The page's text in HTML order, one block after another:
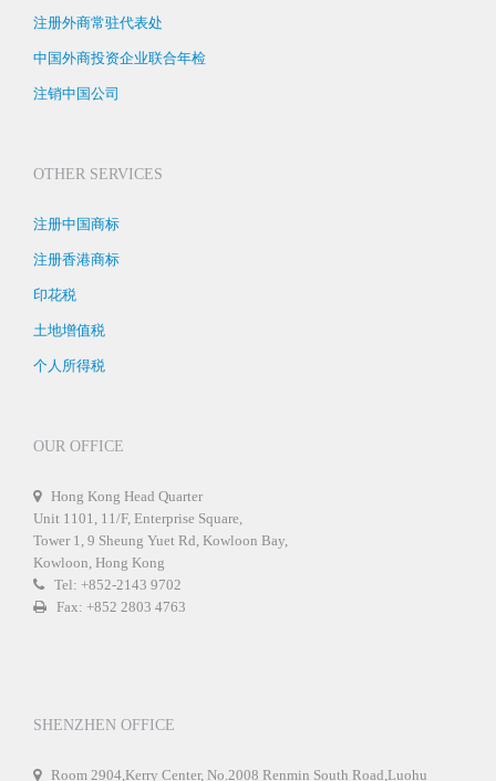
注册外商常驻代表处
中国外商投资企业联合年检
注销中国公司
OTHER SERVICES
注册中国商标
注册香港商标
印花税
土地增值税
个人所得税
OUR OFFICE
Hong Kong Head Quarter
Unit 1101, 11/F, Enterprise Square,
Tower 1, 9 Sheung Yuet Rd, Kowloon Bay,
Kowloon, Hong Kong
Tel: +852-2143 9702
Fax: +852 2803 4763
SHENZHEN OFFICE
Room 2904,Kerry Center, No.2008 Renmin South Road,Luohu